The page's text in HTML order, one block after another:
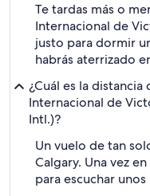
Te tardas más o
Internacional de
justo para dormir
habrás aterrizado
¿Cuál es la
Internacional de
Intl.)?
Un vuelo de tan
Calgary. Una vez
para escuchar